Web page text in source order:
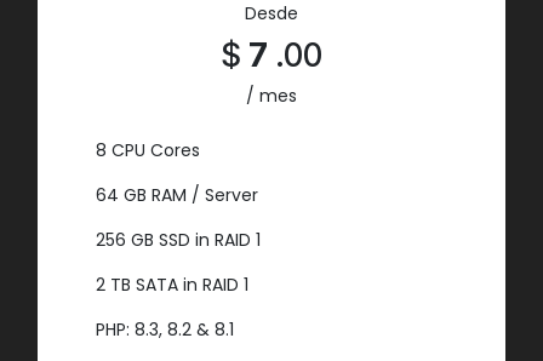
Desde
$ 7 .00
/ mes
8 CPU Cores
64 GB RAM / Server
256 GB SSD in RAID 1
2 TB SATA in RAID 1
PHP: 8.3, 8.2 & 8.1